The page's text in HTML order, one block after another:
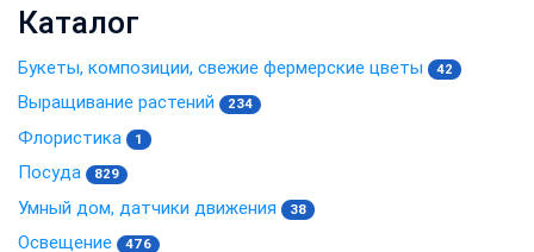
Каталог
Букеты, композиции, свежие фермерские цветы 42
Выращивание растений 234
Флористика 1
Посуда 829
Умный дом, датчики движения 38
Освещение 476